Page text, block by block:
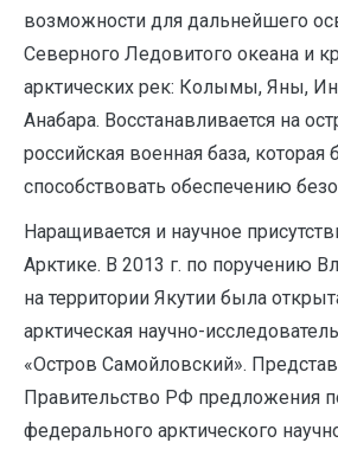
возможности для дальнейшего
Северного Ледовитого океана и
арктических рек: Колымы, Яны,
Анабара. Восстанавливается на
российская военная база, которая
способствовать обеспечению
Наращивается и научное
Арктике. В 2013 г. по поручению
на территории Якутии была
арктическая научно-
«Остров Самойловский».
Правительство РФ предложения
федерального арктического